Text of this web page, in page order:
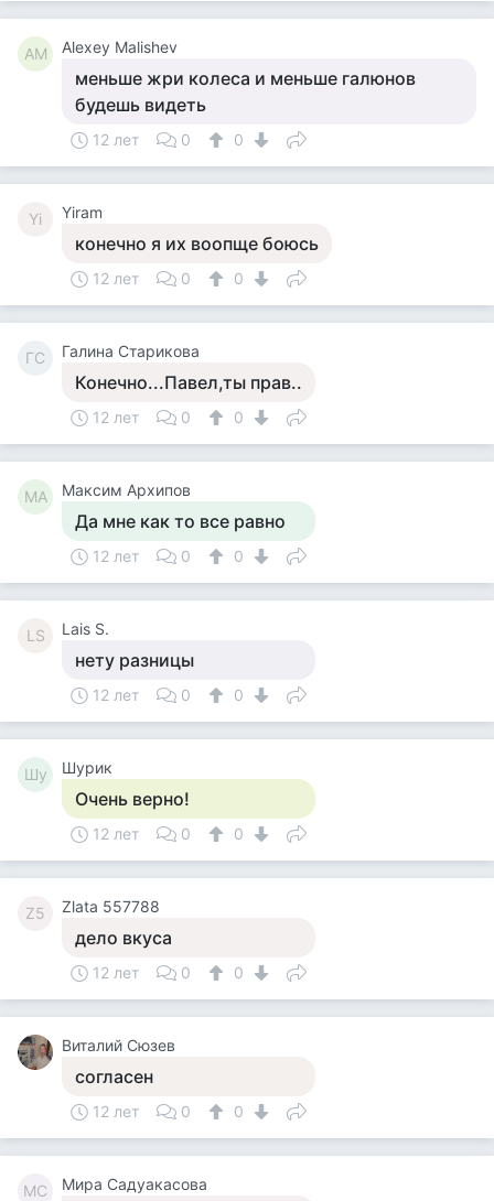
AM Alexey Malishev
меньше жри колеса и меньше галюнов
будешь видеть
12 лет 0 0
Yi Yiram
конечно я их воопще боюсь
12 лет 0 0
ГС Галина Старикова
Конечно...Павел,ты прав..
12 лет 0 0
МА Максим Архипов
Да мне как то все равно
12 лет 0 0
LS Lais S.
нету разницы
12 лет 0 0
Шу Шурик
Очень верно!
12 лет 0 0
Z5 Zlata 557788
дело вкуса
12 лет 0 0
Виталий Сюзев
согласен
12 лет 0 0
МС Мира Садуакасова